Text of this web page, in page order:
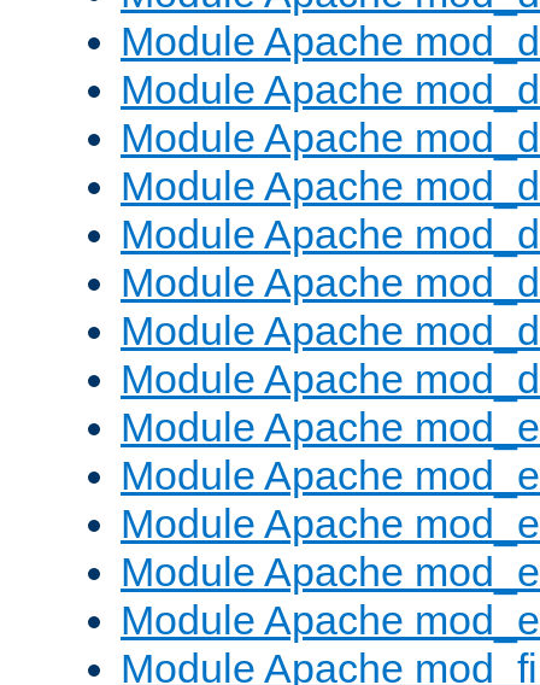
Module Apache
Module Apache
Module Apache
Module Apache
Module Apache
Module Apache
Module Apache
Module Apache
Module Apache
Module Apache
Module Apache
Module Apache
Module Apache
Module Apache